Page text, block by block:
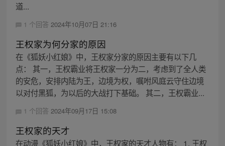
道...
1 个回答 2024年10月07日 21:16
王权家为何分家的原因
在《狐妖小红娘》中，王权家分家的原因主要有以下几
点： 其一，王权霸业将王权家一分为二，考虑到了全人类
的安危，安排内陆为王，边境为权，嘱咐风庭云守住边境
以对付黑狐，为以后的大战打下基础。 其二，王权霸业...
1 个回答 2024年09月17日 15:08
王权家的天才
在动漫《狐妖小红娘》中，王权家的天才人物有： 1. 王权